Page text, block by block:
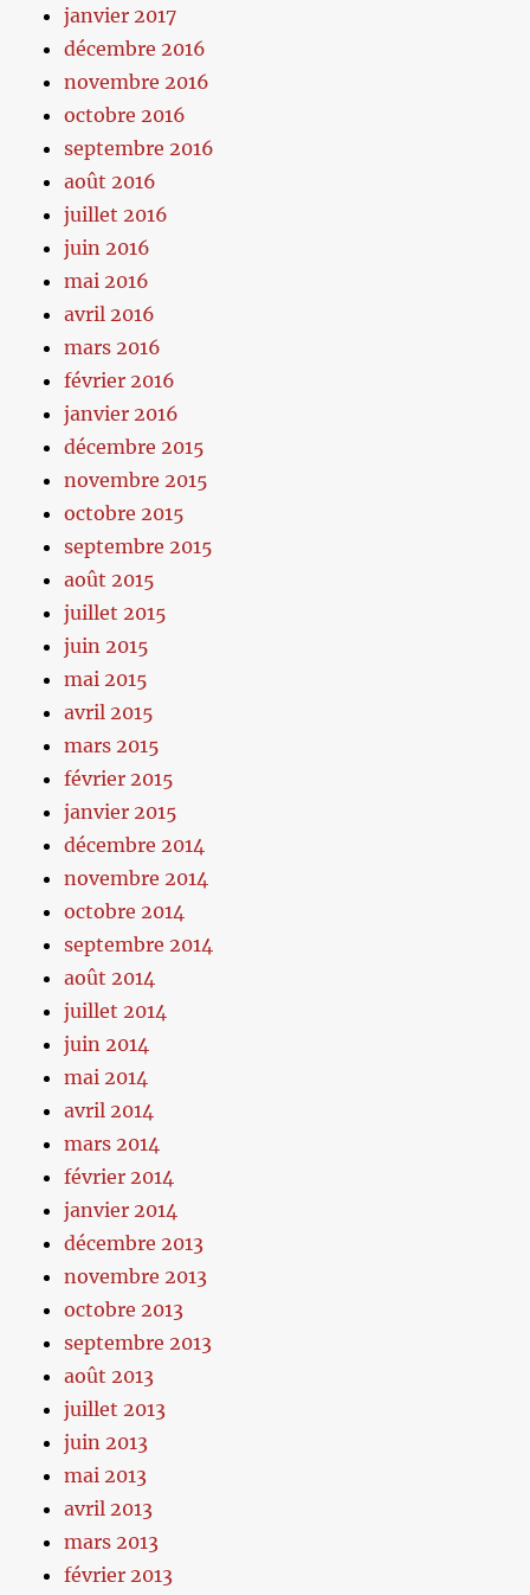
janvier 2017
décembre 2016
novembre 2016
octobre 2016
septembre 2016
août 2016
juillet 2016
juin 2016
mai 2016
avril 2016
mars 2016
février 2016
janvier 2016
décembre 2015
novembre 2015
octobre 2015
septembre 2015
août 2015
juillet 2015
juin 2015
mai 2015
avril 2015
mars 2015
février 2015
janvier 2015
décembre 2014
novembre 2014
octobre 2014
septembre 2014
août 2014
juillet 2014
juin 2014
mai 2014
avril 2014
mars 2014
février 2014
janvier 2014
décembre 2013
novembre 2013
octobre 2013
septembre 2013
août 2013
juillet 2013
juin 2013
mai 2013
avril 2013
mars 2013
février 2013